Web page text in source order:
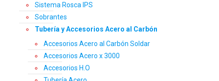
Sistema Rosca IPS
Sobrantes
Tubería y Accesorios Acero al Carbón
Accesorios Acero al Carbón Soldar
Accesorios Acero x 3000
Accesorios H.O